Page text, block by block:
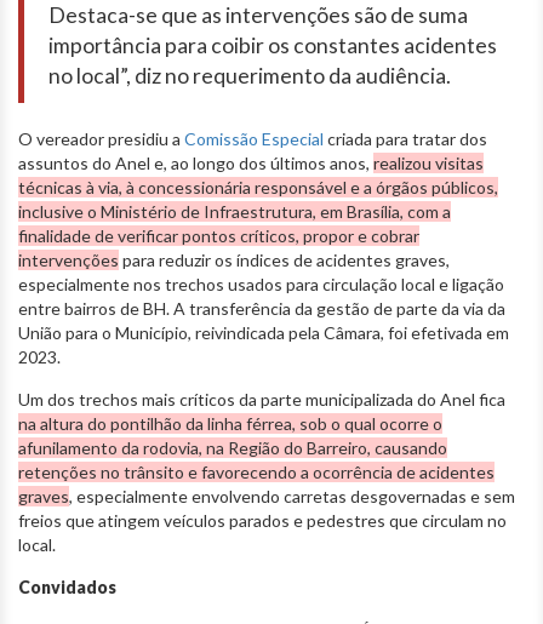
Destaca-se que as intervenções são de suma
importância para coibir os constantes acidentes
no local”, diz no requerimento da audiência.
O vereador presidiu a Comissão Especial criada para tratar dos
assuntos do Anel e, ao longo dos últimos anos, realizou visitas
técnicas à via, à concessionária responsável e a órgãos públicos,
inclusive o Ministério de Infraestrutura, em Brasília, com a
finalidade de verificar pontos críticos, propor e cobrar
intervenções para reduzir os índices de acidentes graves,
especialmente nos trechos usados para circulação local e ligação
entre bairros de BH. A transferência da gestão de parte da via da
União para o Município, reivindicada pela Câmara, foi efetivada em
2023.
Um dos trechos mais críticos da parte municipalizada do Anel fica
na altura do pontilhão da linha férrea, sob o qual ocorre o
afunilamento da rodovia, na Região do Barreiro, causando
retenções no trânsito e favorecendo a ocorrência de acidentes
graves, especialmente envolvendo carretas desgovernadas e sem
freios que atingem veículos parados e pedestres que circulam no
local.
Convidados